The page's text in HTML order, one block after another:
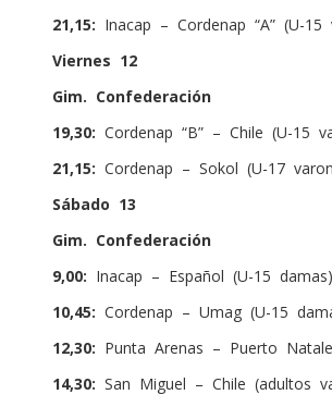
21,15: Inacap – Cordenap “A” (U-15
Viernes 12
Gim. Confederación
19,30: Cordenap “B” – Chile (U-15
21,15: Cordenap – Sokol (U-17
Sábado 13
Gim. Confederación
9,00: Inacap – Español (U-15
10,45: Cordenap – Umag (U-15
12,30: Punta Arenas – Puerto
14,30: San Miguel – Chile (adultos